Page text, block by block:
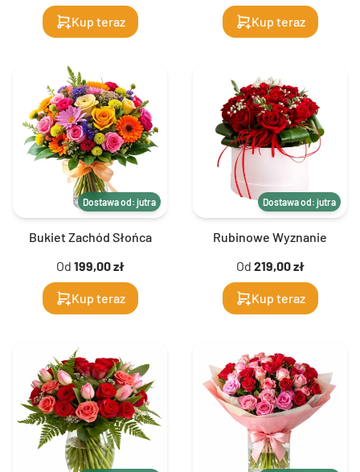
Kup teraz Kup teraz
Dostawa od: jutra
Bukiet Zachód Słońca
Od 199,00 zł
Kup teraz
Dostawa od: jutra
Rubinowe Wyznanie
Od 219,00 zł
Kup teraz